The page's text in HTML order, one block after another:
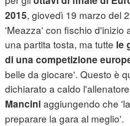
2015, giovedì 19 marzo del
'Meazza' con fischio d'inizio
una partita tosta, ma tutte le
di una competizione
belle da giocare'. Questo è
dichiarato a caldo
Mancini aggiungendo che
preparare la gara al meglio'.